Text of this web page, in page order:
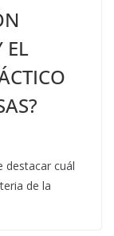
EL
destacar cuál
de la